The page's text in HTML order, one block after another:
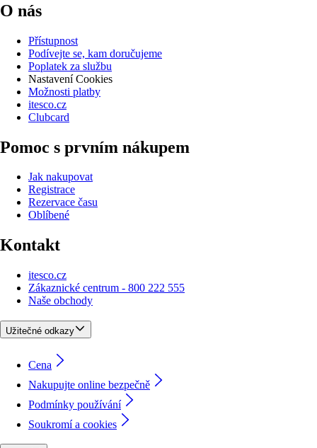
O nás
Přístupnost
Podívejte se, kam doručujeme
Poplatek za službu
Nastavení Cookies
Možnosti platby
itesco.cz
Clubcard
Pomoc s prvním nákupem
Jak nakupovat
Registrace
Rezervace času
Oblíbené
Kontakt
itesco.cz
Zákaznické centrum - 800 222 555
Naše obchody
Užitečné odkazy
Cena
Nakupujte online bezpečně
Podmínky používání
Soukromí a cookies